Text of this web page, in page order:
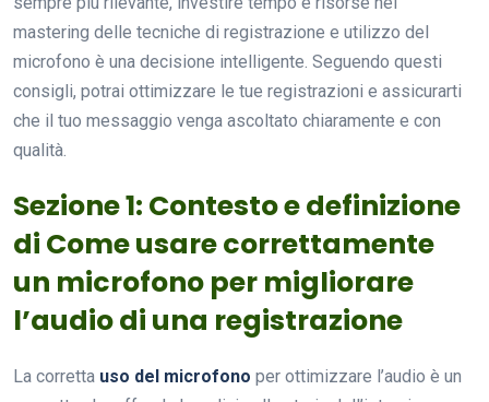
mastering delle tecniche di registrazione e utilizzo del
microfono è una decisione intelligente. Seguendo questi
consigli, potrai ottimizzare le tue registrazioni e assicurarti
che il tuo messaggio venga ascoltato chiaramente e con
qualità.
Sezione 1: Contesto e definizione
di Come usare correttamente
un microfono per migliorare
l’audio di una registrazione
La corretta uso del microfono per ottimizzare l’audio è un